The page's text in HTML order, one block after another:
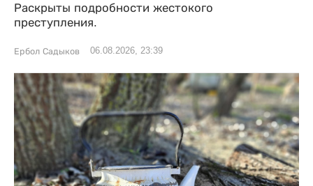
Раскрыты подробности жестокого
преступления.
Ербол Садыков 06.08.2026, 23:39